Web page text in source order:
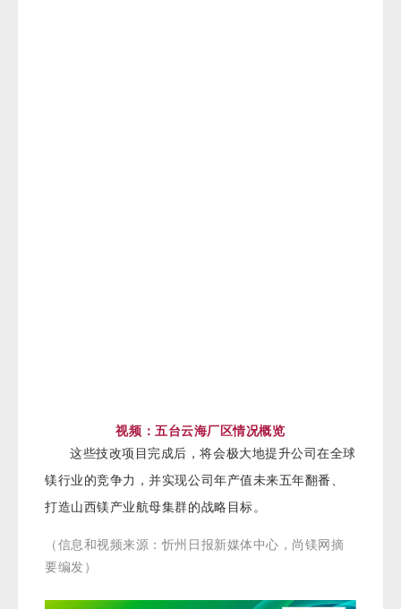
视频：五台云海厂区情况概览
这些技改项目完成后，将会极大地提升公司在全球
镁行业的竞争力，并实现公司年产值未来五年翻番、
打造山西镁产业航母集群的战略目标。
（信息和视频来源：忻州日报新媒体中心，尚镁网摘
要编发）